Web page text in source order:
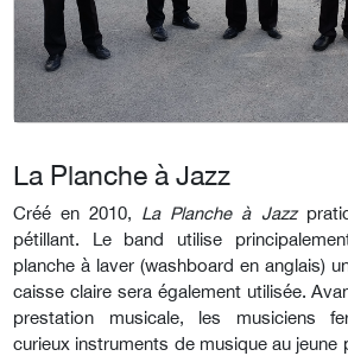
La Planche à Jazz
Créé en 2010, La Planche à Jazz
pétillant. Le band utilise
planche à laver (washboard en anglais)
caisse claire sera également utilisée.
prestation musicale, les musiciens
curieux instruments de musique au jeune